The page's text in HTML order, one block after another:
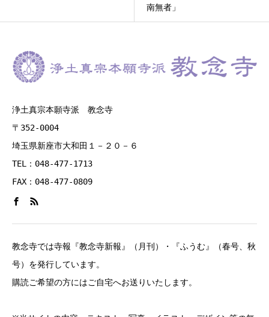
南無者」
浄土真宗本願寺派 教念寺
〒352-0004
埼玉県新座市大和田１－２０－６
TEL：048-477-1713
FAX：048-477-0809
教念寺では寺報『教念寺新報』（月刊）・『ふうむ』（春号、秋
号）を発行しています。
購読ご希望の方にはご自宅へお送りいたします。